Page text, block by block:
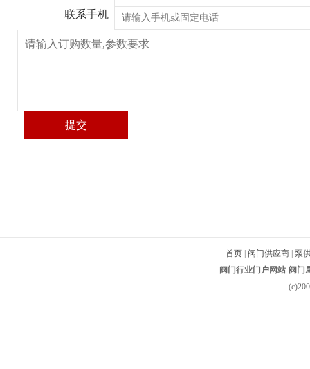
联系手机
首页 阀门供应商 泵
阀门行业门户网站-阀门